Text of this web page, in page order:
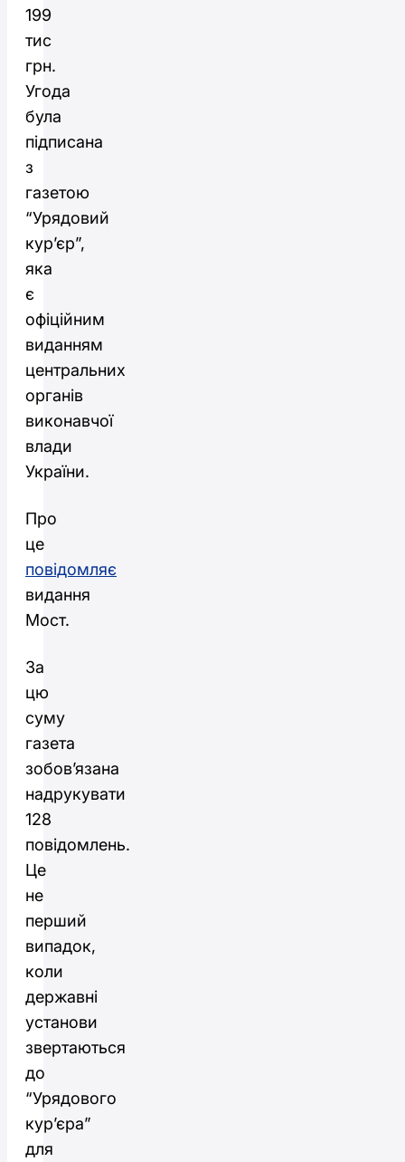
199
тис
грн.
Угода
була
підписана
з
газетою
“Урядовий
кур’єр”,
яка
є
офіційним
виданням
центральних
органів
виконавчої
влади
України.
Про
це
повідомляє
видання
Мост.
За
цю
суму
газета
зобов’язана
надрукувати
128
повідомлень.
Це
не
перший
випадок,
коли
державні
установи
звертаються
до
“Урядового
кур’єра”
для